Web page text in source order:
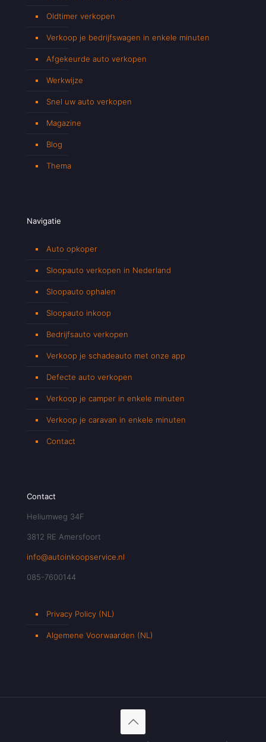
Oldtimer verkopen
Verkoop je bedrijfswagen in enkele minuten
Afgekeurde auto verkopen
Werkwijze
Snel uw auto verkopen
Magazine
Blog
Thema
Navigatie
Auto opkoper
Sloopauto verkopen in Nederland
Sloopauto ophalen
Sloopauto inkoop
Bedrijfsauto verkopen
Verkoop je schadeauto met onze app
Defecte auto verkopen
Verkoop je camper in enkele minuten
Verkoop je caravan in enkele minuten
Contact
Contact
Heliumweg 34F
3812 RE Amersfoort
info@autoinkoopservice.nl
085-7600144
Privacy Policy (NL)
Algemene Voorwaarden (NL)